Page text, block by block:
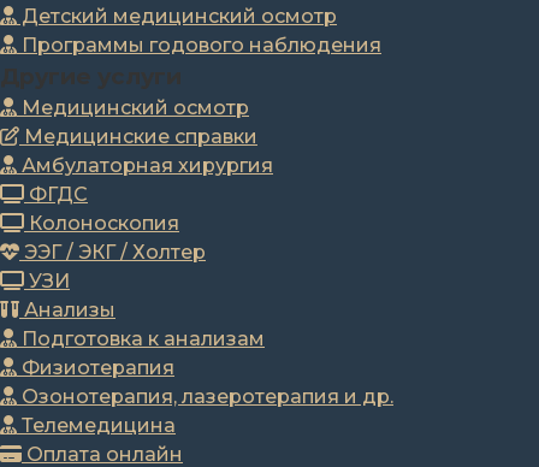
Детский медицинский осмотр
Программы годового наблюдения
Другие услуги
Медицинский осмотр
Медицинские справки
Амбулаторная хирургия
ФГДС
Колоноскопия
ЭЭГ / ЭКГ / Холтер
УЗИ
Анализы
Подготовка к анализам
Физиотерапия
Озонотерапия, лазеротерапия и др.
Телемедицина
Оплата онлайн